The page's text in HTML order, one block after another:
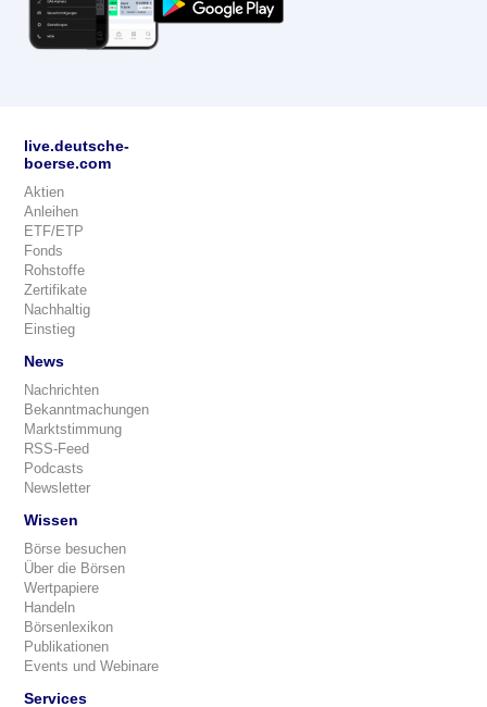
live.deutsche-
boerse.com
Aktien
Anleihen
ETF/ETP
Fonds
Rohstoffe
Zertifikate
Nachhaltig
Einstieg
News
Nachrichten
Bekanntmachungen
Marktstimmung
RSS-Feed
Podcasts
Newsletter
Wissen
Börse besuchen
Über die Börsen
Wertpapiere
Handeln
Börsenlexikon
Publikationen
Events und Webinare
Services